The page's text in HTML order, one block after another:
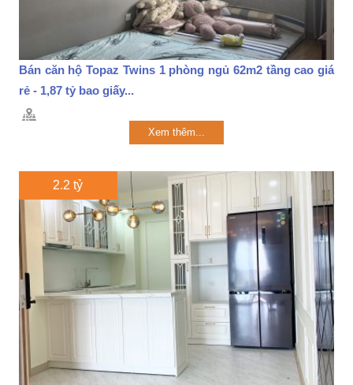
Bán căn hộ Topaz Twins 1 phòng ngủ 62m2 tầng cao giá
rẻ - 1,87 tỷ bao giấy...
Xem thêm...
2.2 tỷ